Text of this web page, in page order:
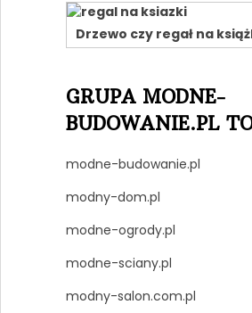
Drzewo czy regał na
GRUPA MODNE-
BUDOWANIE.PL
modne-budowanie.pl
modny-dom.pl
modne-ogrody.pl
modne-sciany.pl
modny-salon.com.pl